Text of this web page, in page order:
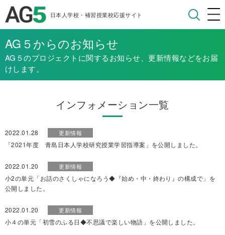
日本人学校・補習授業校応援サイト
AG５からのお知らせ
AG５のプロジェクトに関するお知らせ、更新情報などをお届
けします。
インフォメーション一覧
2022.01.28 更新情報
「2021年度 青島日本人学校研究授業学習指導案」を公開しました。
2022.01.20 更新情報
小2の単元「お話のさくしゃになろう◆『始め・中・終わり』の構成で」を
公開しました。
2022.01.20 更新情報
小４の単元「初雪のふる日◆不思議で楽しい物語」を公開しました。